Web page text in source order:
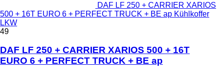
DAF LF 250 + CARRIER XARIOS
500 + 16T EURO 6 + PERFECT TRUCK + BE ap Kühlkoffer
LKW
49
DAF LF 250 + CARRIER XARIOS 500 + 16T
EURO 6 + PERFECT TRUCK + BE ap